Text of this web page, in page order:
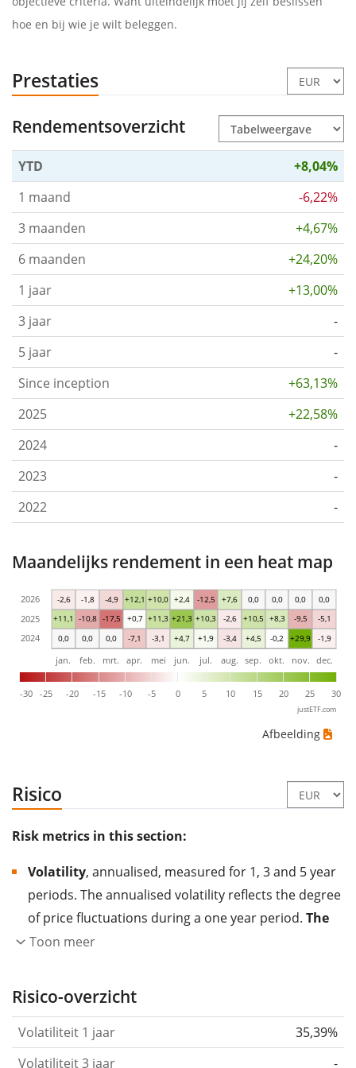
hoe en bij wie je wilt beleggen.
Prestaties
Rendementsoverzicht
YTD
+8,04%
1 maand
-6,22%
3 maanden
+4,67%
6 maanden
+24,20%
1 jaar
+13,00%
3 jaar
-
5 jaar
-
Since inception
+63,13%
2025
+22,58%
2024
-
2023
-
2022
-
Maandelijks rendement in een heat map
0,0 0,0 0,0 -7,1 -3,1 +4,7 +1,9 -3,4 +4,5 -0,2 +29,9 -1,9
+11,1 -10,8 -17,5 +0,7 +11,3 +21,3 +10,3 -2,6 +10,5 +8,3 -9,5 -5,1
-2,6 -1,8 -4,9 +12,1 +10,0 +2,4 -12,5 +7,6 0,0 0,0 0,0 0,0
-30 -25 -20 -15 -10 -5 0 5 10 15 20 25 30
jan. feb. mrt. apr. mei jun. jul. aug. sep. okt. nov. dec.
2024
2025
2026
justETF.com
Afbeelding
Risico
Risk metrics in this section:
Volatility, annualised, measured for 1, 3 and 5 year
periods. The annualised volatility reflects the degree
of price fluctuations during a one year period. The
higher the volatility, the more significantly the
the past.
Assets with higher volatility are generally
based on the data for the past 1, 3 and 5 years so
that you can see if price fluctuations for the ETF
Toon meer
Risico-overzicht
Volatiliteit 1 jaar
35,39%
Volatiliteit 3 jaar
-